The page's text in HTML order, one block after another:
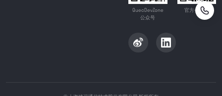
QuecDevZone
公众号
官方公众号